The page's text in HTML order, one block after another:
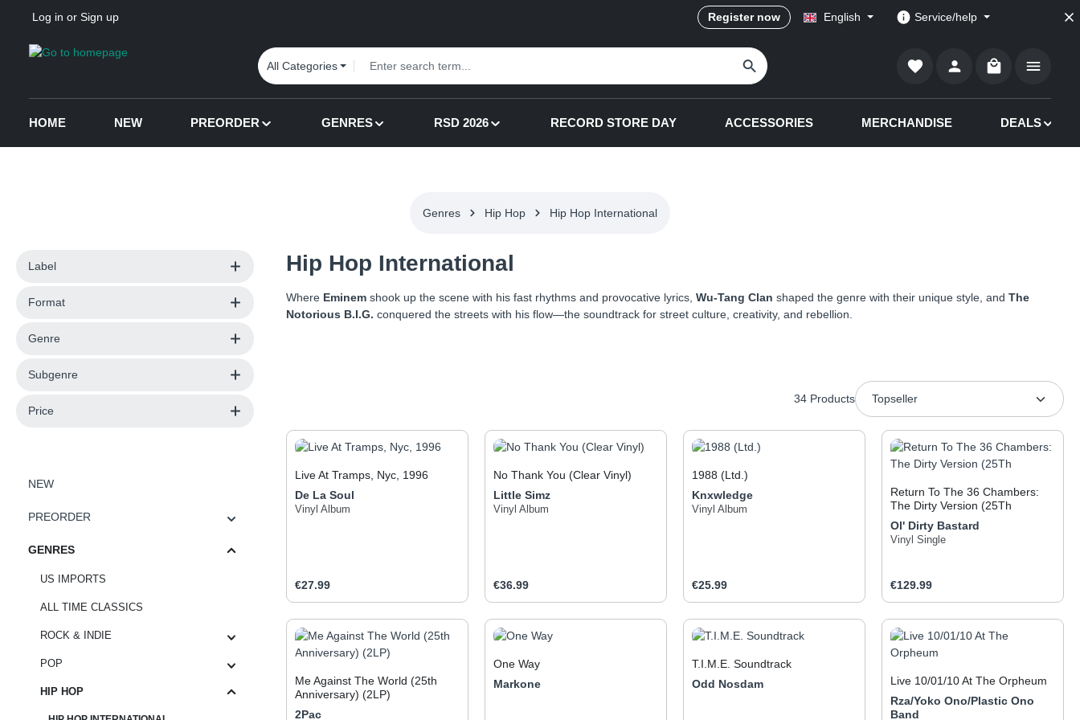
to main content
Skip to search
Skip to main navigation
Log in or Sign up Register now English Service/help
All Categories
Shopping cart
HOME NEW PREORDER GENRES RSD 2026 RECORD STORE DAY ACCESSORIES MERCHANDISE DEALS
Genres Hip Hop Hip Hop International
Label
Format
Genre
Subgenre
Price
NEW
PREORDER
GENRES
US IMPORTS
ALL TIME CLASSICS
ROCK & INDIE
POP
HIP HOP
Hip Hop International
Where Eminem shook up the scene with his fast rhythms and provocative lyrics, Wu-Tang Clan shaped the genre with their unique style, and The
Notorious B.I.G. conquered the streets with his flow—the soundtrack for street culture, creativity, and rebellion.
34 Products
Live At Tramps, Nyc, 1996
De La Soul
Vinyl Album
Regular price:
€27.99
Product Quantity: Enter the desired amount or use the buttons to increase or decrease the
No Thank You (Clear Vinyl)
Little Simz
Vinyl Album
Regular price:
€36.99
Product Quantity: Enter the desired amount or use the buttons to
1988 (Ltd.)
Knxwledge
Vinyl Album
Regular price:
€25.99
Product Quantity: Enter the desired amount
Return To The 36 Chambers:
The Dirty Version (25Th
Ol' Dirty Bastard
Vinyl Single
Regular price:
€129.99
Product Quantity:
Me Against The World (25th
Anniversary) (2LP)
»Me Against The World« ist das
2Pac
One Way
Markone
T.I.M.E. Soundtrack
Odd Nosdam
Live 10/01/10 At The Orpheum
Rza/Yoko Ono/Plastic Ono
Band